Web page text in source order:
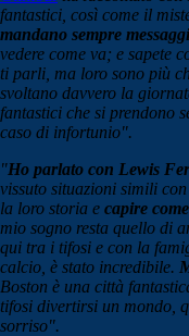
fantastici, così come il
mandano sempre
vedere come va; e sapete
ti parli, ma loro sono più
svoltano davvero la
fantastici che si prendono
caso di infortunio".
"Ho parlato con Lewis
vissuto situazioni simili
la loro storia e capire
mio sogno resta quello di
qui tra i tifosi e con la
calcio, è stato incredibile.
Boston è una città
tifosi divertirsi un mondo,
sorriso".